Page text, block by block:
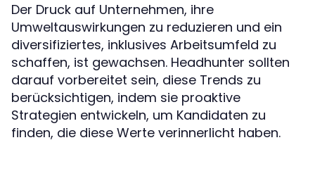
Der Druck auf Unternehmen, ihre
Umweltauswirkungen zu reduzieren und ein
diversifiziertes, inklusives Arbeitsumfeld zu
schaffen, ist gewachsen. Headhunter sollten
darauf vorbereitet sein, diese Trends zu
berücksichtigen, indem sie proaktive
Strategien entwickeln, um Kandidaten zu
finden, die diese Werte verinnerlicht haben.